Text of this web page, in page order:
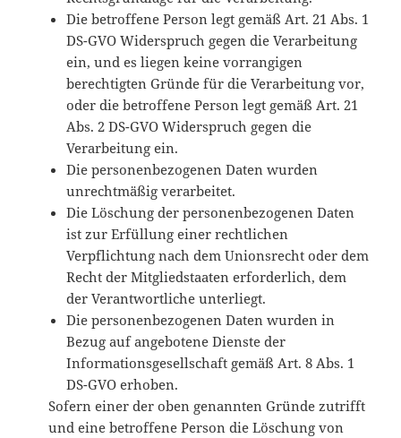
Die betroffene Person legt gemäß Art. 21 Abs. 1
DS-GVO Widerspruch gegen die Verarbeitung
ein, und es liegen keine vorrangigen
berechtigten Gründe für die Verarbeitung vor,
oder die betroffene Person legt gemäß Art. 21
Abs. 2 DS-GVO Widerspruch gegen die
Verarbeitung ein.
Die personenbezogenen Daten wurden
unrechtmäßig verarbeitet.
Die Löschung der personenbezogenen Daten
ist zur Erfüllung einer rechtlichen
Verpflichtung nach dem Unionsrecht oder dem
Recht der Mitgliedstaaten erforderlich, dem
der Verantwortliche unterliegt.
Die personenbezogenen Daten wurden in
Bezug auf angebotene Dienste der
Informationsgesellschaft gemäß Art. 8 Abs. 1
DS-GVO erhoben.
Sofern einer der oben genannten Gründe zutrifft
und eine betroffene Person die Löschung von